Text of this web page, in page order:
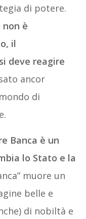
di potere.
non è
il
deve reagire
ancor
di
Banca è un
lo Stato e la
muore un
belle e
di nobiltà e